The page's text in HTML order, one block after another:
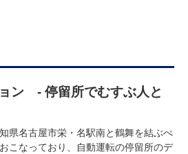
ン - 停留所でむすぶ人と
県名古屋市栄・名駅南と鶴舞を結ぶべ
こなっており、自動運転の停留所のデ